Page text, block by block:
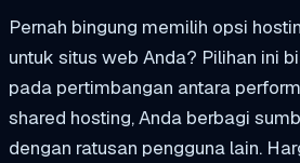
Pernah bingung memilih opsi
untuk situs web Anda? Pilihan ini
pada pertimbangan antara
shared hosting, Anda berbagi
dengan ratusan pengguna lain.